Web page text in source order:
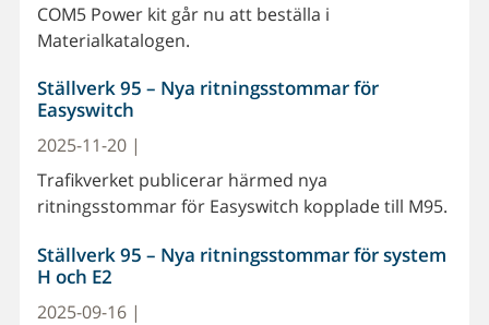
COM5 Power kit går nu att beställa i
Materialkatalogen.
Ställverk 95 – Nya ritningsstommar för
Easyswitch
2025-11-20 |
Trafikverket publicerar härmed nya
ritningsstommar för Easyswitch kopplade till M95.
Ställverk 95 – Nya ritningsstommar för system
H och E2
2025-09-16 |